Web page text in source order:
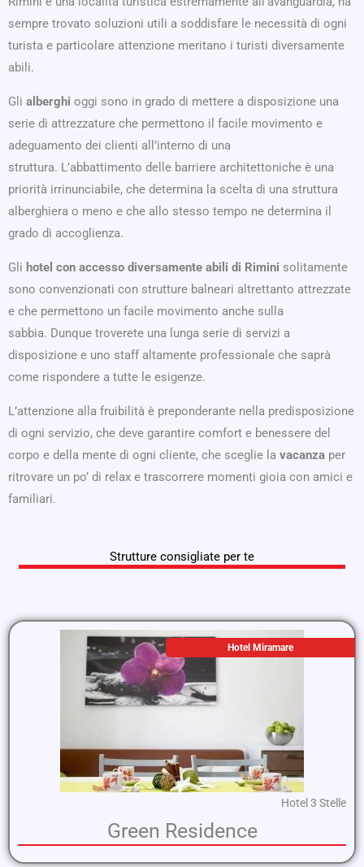
sempre trovato soluzioni utili a soddisfare le necessità di ogni
turista e particolare attenzione meritano i turisti diversamente
abili.
Gli alberghi oggi sono in grado di mettere a disposizione una
serie di attrezzature che permettono il facile movimento e
adeguamento dei clienti all’interno di una
struttura. L’abbattimento delle barriere architettoniche è una
priorità irrinunciabile, che determina la scelta di una struttura
alberghiera o meno e che allo stesso tempo ne determina il
grado di accoglienza.
Gli hotel con accesso diversamente abili di Rimini solitamente
sono convenzionati con strutture balneari altrettanto attrezzate
e che permettono un facile movimento anche sulla
sabbia. Dunque troverete una lunga serie di servizi a
disposizione e uno staff altamente professionale che saprà
come rispondere a tutte le esigenze.
L’attenzione alla fruibilità è preponderante nella predisposizione
di ogni servizio, che deve garantire comfort e benessere del
corpo e della mente di ogni cliente, che sceglie la vacanza per
ritrovare un po’ di relax e trascorrere momenti gioia con amici e
familiari.
Strutture consigliate per te
Hotel Miramare
Hotel 3 Stelle
Green Residence